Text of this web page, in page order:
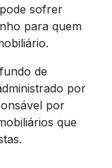
sofrer
para quem
de
por
por
que